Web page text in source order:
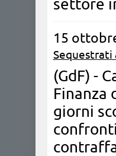
settore
15
(GdF) -
Finanza
giorni